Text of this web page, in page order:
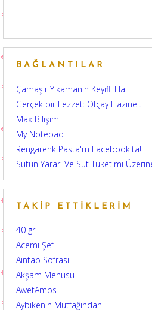
BAĞLANTILAR
Çamaşır Yıkamanın Keyifli Hali
Gerçek bir Lezzet: Ofçay Hazine…
Max Bilişim
My Notepad
Rengarenk Pasta'm Facebook'ta!
Sütün Yararı Ve Süt Tüketimi
TAKIP ETTIKLERIM
40 gr
Acemi Şef
Aintab Sofrası
Akşam Menüsü
AwetAmbs
Aybikenin Mutfağından